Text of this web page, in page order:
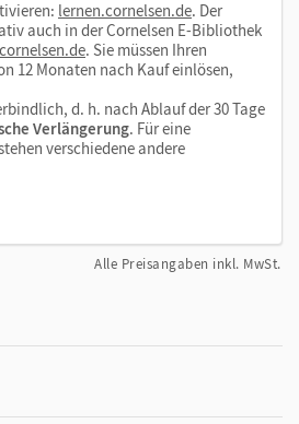
lernen.cornelsen.de. Der
auch in der Cornelsen E-Bibliothek
. Sie müssen Ihren
12 Monaten nach Kauf einlösen,
d. h. nach Ablauf der 30 Tage
Verlängerung. Für eine
verschiedene andere
Alle Preisangaben inkl. MwSt.